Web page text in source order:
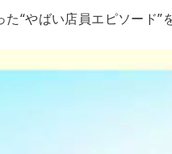
“やばい店員エピソード”